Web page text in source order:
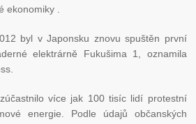
ekonomiky .
byl v Japonsku znovu spuštěn první
elektrárně Fukušima 1, oznamila
více jak 100 tisíc lidí protestní
energie. Podle údajů občanských